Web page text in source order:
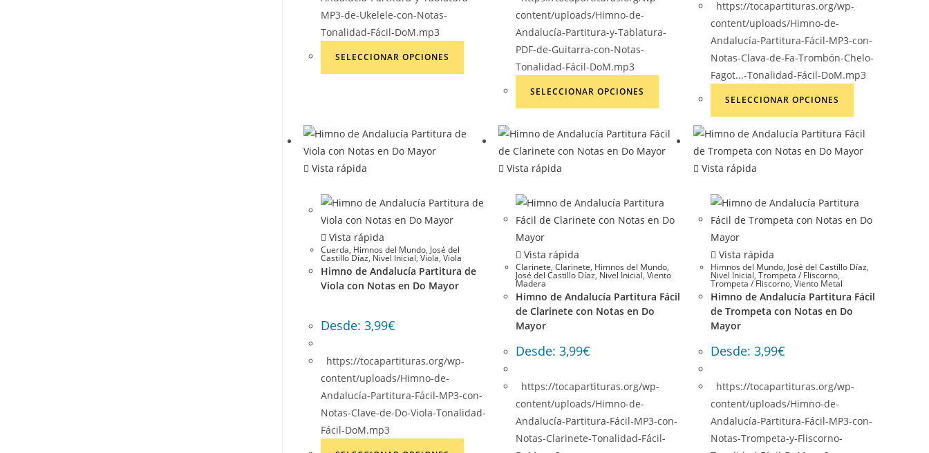
MP3-de-Ukelele-con-Notas-
Tonalidad-Fácil-DoM.mp3
SELECCIONAR OPCIONES
Las
opciones
elegir
de
content/uploads/Himno-de-
Andalucía-Partitura-y-Tablatura-
PDF-de-Guitarra-con-Notas-
Tonalidad-Fácil-DoM.mp3
SELECCIONAR OPCIONES
producto
múltiples
variantes.
se
pueden
la
página
https://tocapartituras.org/wp-
content/uploads/Himno-de-
Andalucía-Partitura-Fácil-MP3-con-
Notas-Clava-de-Fa-Trombón-Chelo-
Fagot...-Tonalidad-Fácil-DoM.mp3
SELECCIONAR OPCIONES
en
página
Vista rápida
Vista rápida
Cuerda, Himnos del Mundo, José del
Castillo Díaz, Nivel Inicial, Viola, Viola
Himno de Andalucía Partitura de
Viola con Notas en Do Mayor
Desde: 3,99€
https://tocapartituras.org/wp-
content/uploads/Himno-de-
Andalucía-Partitura-Fácil-MP3-con-
Notas-Clave-de-Do-Viola-Tonalidad-
Fácil-DoM.mp3
Vista rápida
Vista rápida
Clarinete, Clarinete, Himnos del Mundo,
José del Castillo Díaz, Nivel Inicial, Viento
Madera
Himno de Andalucía Partitura Fácil
de Clarinete con Notas en Do
Mayor
Desde: 3,99€
https://tocapartituras.org/wp-
content/uploads/Himno-de-
Andalucía-Partitura-Fácil-MP3-con-
Notas-Clarinete-Tonalidad-Fácil-
Vista rápida
Vista rápida
Himnos del Mundo, José del Castillo Díaz,
Nivel Inicial, Trompeta / Fliscorno,
Trompeta / Fliscorno, Viento Metal
Himno de Andalucía Partitura Fácil
de Trompeta con Notas en Do
Mayor
Desde: 3,99€
https://tocapartituras.org/wp-
content/uploads/Himno-de-
Andalucía-Partitura-Fácil-MP3-con-
Notas-Trompeta-y-Fliscorno-